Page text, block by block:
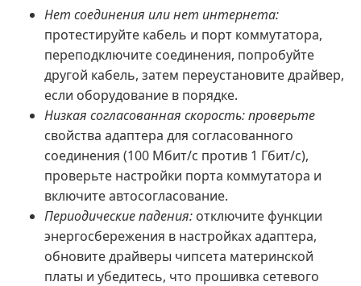
Нет соединения или нет интернета:
протестируйте кабель и порт коммутатора,
переподключите соединения, попробуйте
другой кабель, затем переустановите драйвер,
если оборудование в порядке.
Низкая согласованная скорость: проверьте
свойства адаптера для согласованного
соединения (100 Мбит/с против 1 Гбит/с),
проверьте настройки порта коммутатора и
включите автосогласование.
Периодические падения: отключите функции
энергосбережения в настройках адаптера,
обновите драйверы чипсета материнской
платы и убедитесь, что прошивка сетевого